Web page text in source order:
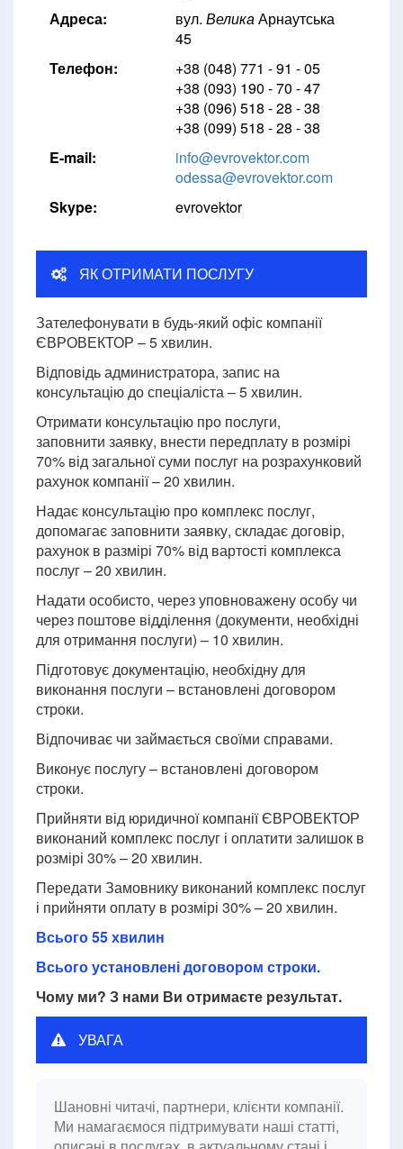
Адреса:
вул. ВеликаАрнаутська
45
Телефон:
+38 (048) 771 - 91 - 05
+38 (093) 190 - 70 - 47
+38 (096) 518 - 28 - 38
+38 (099) 518 - 28 - 38
E-mail:
info@evrovektor.com
odessa@evrovektor.com
Skype:
evrovektor
ЯК ОТРИМАТИ ПОСЛУГУ
Зателефонувати в будь-який офіс компанії
ЄВРОВЕКТОР – 5 хвилин.
Відповідь администратора, запис на
консультацію до спеціаліста – 5 хвилин.
Отримати консультацію про послуги,
заповнити заявку, внести передплату в розмірі
70% від загальної суми послуг на розрахунковий
рахунок компанії – 20 хвилин.
Надає консультацію про комплекс послуг,
допомагає заповнити заявку, складає договір,
рахунок в размірі 70% від вартості комплекса
послуг – 20 хвилин.
Надати особисто, через уповноважену особу чи
через поштове відділення (документи, необхідні
для отримання послуги) – 10 хвилин.
Підготовує документацію, необхідну для
виконання послуги – встановлені договором
строки.
Відпочиває чи займається своїми справами.
Виконує послугу – встановлені договором
строки.
Прийняти від юридичної компанії ЄВРОВЕКТОР
виконаний комплекс послуг і оплатити залишок в
розмірі 30% – 20 хвилин.
Передати Замовнику виконаний комплекс послуг
і прийняти оплату в розмірі 30% – 20 хвилин.
Всього 55 хвилин
Всього установлені договором строки.
Чому ми? З нами Ви отримаєте результат.
УВАГА
Шановні читачі, партнери, клієнти компанії.
Ми намагаємося підтримувати наші статті,